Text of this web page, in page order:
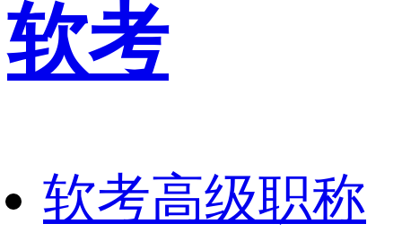
软考
软考高级职称